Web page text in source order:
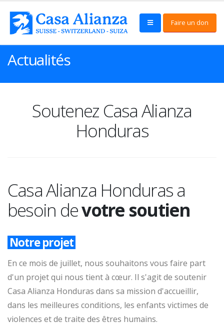
Faire un don
Actualités
Soutenez Casa Alianza
Honduras
Casa Alianza Honduras a
besoin devotre soutien
Notre projet
En ce mois de juillet, nous souhaitons vous faire part
d'un projet qui nous tient à cœur. Il s'agit de soutenir
Casa Alianza Honduras dans sa mission d'accueillir,
dans les meilleures conditions, les enfants victimes de
violences et de traite des êtres humains.